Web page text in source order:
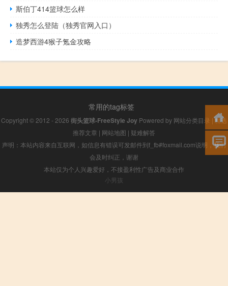
斯伯丁414篮球怎么样
独秀怎么登陆（独秀官网入口）
造梦西游4猴子氪金攻略
常用的tag标签
Copyright © 2012 - 2026 街头篮球-FreeStyle Joy Powered by 网站分类目录 |精选
推荐文章 | 网站地图 | 疑难解答
声明：本站内容来自互联网，如信息有错误可发邮件到f_fb#foxmail.com说明，我们
会及时纠正，谢谢
本站仅为个人兴趣爱好，不接盈利性广告及商业合作
小男孩